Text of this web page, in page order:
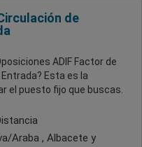
de
ADIF Factor de
Esta es la
el puesto fijo que buscas.
Araba , Albacete y